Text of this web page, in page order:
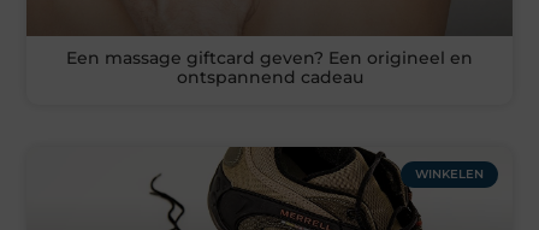
Een massage giftcard geven? Een origineel en
ontspannend cadeau
WINKELEN